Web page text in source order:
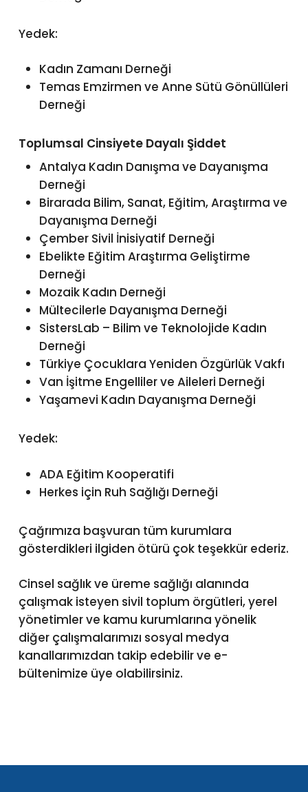
Yedek:
Kadın Zamanı Derneği
Temas Emzirmen ve Anne Sütü Gönüllüleri
Derneği
Toplumsal Cinsiyete Dayalı Şiddet
Antalya Kadın Danışma ve Dayanışma
Derneği
Birarada Bilim, Sanat, Eğitim, Araştırma ve
Dayanışma Derneği
Çember Sivil İnisiyatif Derneği
Ebelikte Eğitim Araştırma Geliştirme
Derneği
Mozaik Kadın Derneği
Mültecilerle Dayanışma Derneği
SistersLab – Bilim ve Teknolojide Kadın
Derneği
Türkiye Çocuklara Yeniden Özgürlük Vakfı
Van İşitme Engelliler ve Aileleri Derneği
Yaşamevi Kadın Dayanışma Derneği
Yedek:
ADA Eğitim Kooperatifi
Herkes için Ruh Sağlığı Derneği
Çağrımıza başvuran tüm kurumlara
gösterdikleri ilgiden ötürü çok teşekkür ederiz.
Cinsel sağlık ve üreme sağlığı alanında
çalışmak isteyen sivil toplum örgütleri, yerel
yönetimler ve kamu kurumlarına yönelik
diğer çalışmalarımızı sosyal medya
kanallarımızdan takip edebilir ve e-
bültenimize üye olabilirsiniz.